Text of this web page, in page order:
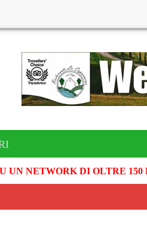
UN NETWORK DI OLTRE 150